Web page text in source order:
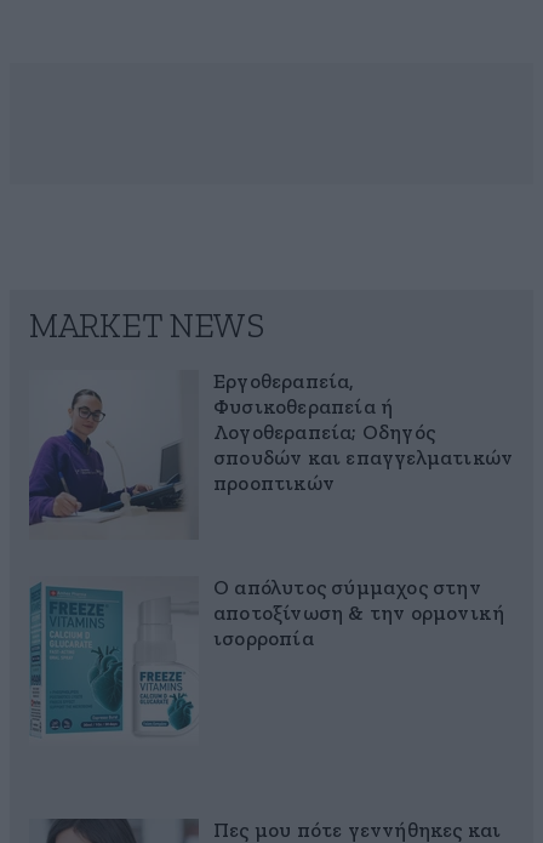
MARKET NEWS
Εργοθεραπεία,
Φυσικοθεραπεία ή
Λογοθεραπεία; Οδηγός
σπουδών και επαγγελματικών
προοπτικών
Ο απόλυτος σύμμαχος στην
αποτοξίνωση & την ορμονική
ισορροπία
Πες μου πότε γεννήθηκες και